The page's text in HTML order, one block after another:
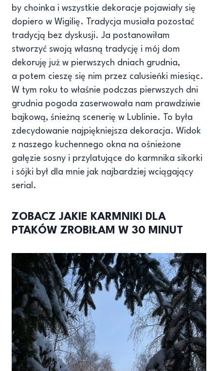
by choinka i wszystkie dekoracje pojawiały się
dopiero w Wigilię. Tradycja musiała pozostać
tradycją bez dyskusji. Ja postanowiłam
stworzyć swoją własną tradycję i mój dom
dekoruję już w pierwszych dniach grudnia,
a potem cieszę się nim przez calusieńki miesiąc.
W tym roku to właśnie podczas pierwszych dni
grudnia pogoda zaserwowała nam prawdziwie
bajkową, śnieżną scenerię w Lublinie. To była
zdecydowanie najpiękniejsza dekoracja. Widok
z naszego kuchennego okna na ośnieżone
gałęzie sosny i przylatujące do karmnika sikorki
i sójki był dla mnie jak najbardziej wciągający
serial.
ZOBACZ JAKIE KARMNIKI DLA
PTAKÓW ZROBIŁAM W 30 MINUT